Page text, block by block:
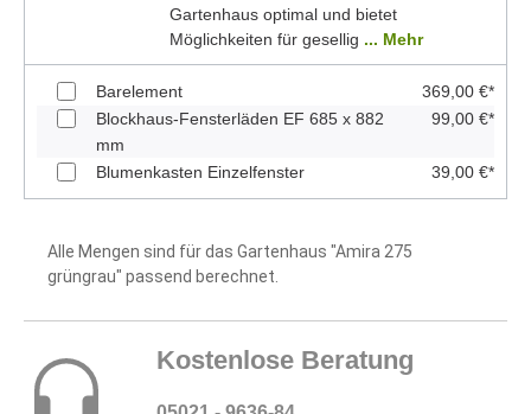
Gartenhaus optimal und bietet
Möglichkeiten für gesellig ... Mehr
Barelement
369,00 €*
Blockhaus-Fensterläden EF 685 x 882
mm
99,00 €*
Blumenkasten Einzelfenster 39,00 €*
Alle Mengen sind für das Gartenhaus "Amira 275
grüngrau" passend berechnet.
Kostenlose Beratung